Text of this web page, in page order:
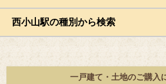
西小山駅の種別から検索
一戸建て・土地のご購入